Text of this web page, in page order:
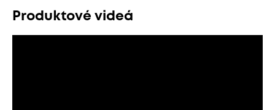
Produktové videá